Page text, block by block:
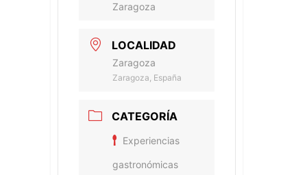
Zaragoza
LOCALIDAD
Zaragoza
Zaragoza, España
CATEGORÍA
Experiencias
gastronómicas